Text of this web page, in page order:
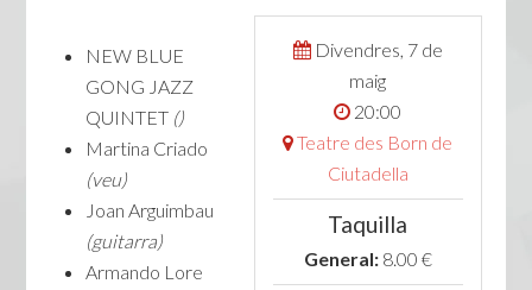
Divendres, 7 de
maig
20:00
Teatre des Born de
Ciutadella
Taquilla
General:8.00 €
NEW BLUE
GONG JAZZ
QUINTET ()
Martina Criado
(veu)
Joan Arguimbau
(guitarra)
Armando Lore